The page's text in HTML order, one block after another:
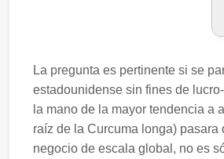
La pregunta es pertinente si se
estadounidense sin fines de
la mano de la mayor tendencia a
raíz de la Curcuma longa)
negocio de escala global, no es